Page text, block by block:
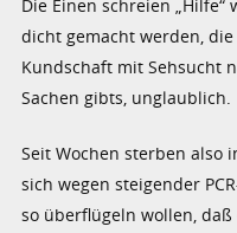
Die Einen schreien
dicht gemacht werden,
Kundschaft mit Sehsucht
Sachen gibts, unglaublich.
Seit Wochen sterben also
sich wegen steigender
so überflügeln wollen,